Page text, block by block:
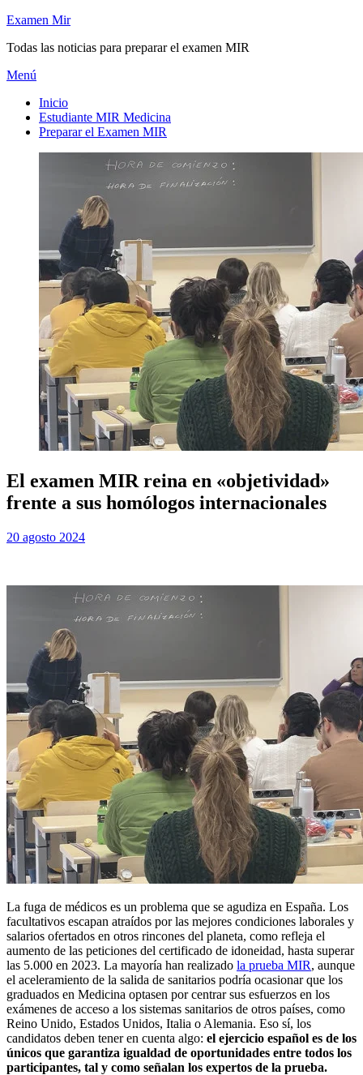
Saltar
contenido
Examen Mir
Todas las noticias para preparar el examen MIR
Menú
Inicio
Estudiante MIR Medicina
Preparar el Examen MIR
El examen MIR reina en «objetividad»
frente a sus homólogos internacionales
porExamen MIR
Publicada
20 agosto 2024
La fuga de médicos es un problema que se agudiza en España. Los
facultativos escapan atraídos por las mejores condiciones laborales y
salarios ofertados en otros rincones del planeta, como refleja el
aumento de las peticiones del certificado de idoneidad, hasta superar
las 5.000 en 2023. La mayoría han realizado la prueba MIR, aunque
el aceleramiento de la salida de sanitarios podría ocasionar que los
graduados en Medicina optasen por centrar sus esfuerzos en los
exámenes de acceso a los sistemas sanitarios de otros países, como
Reino Unido, Estados Unidos, Italia o Alemania. Eso sí, los
candidatos deben tener en cuenta algo: el ejercicio español es de los
únicos que garantiza igualdad de oportunidades entre todos los
participantes, tal y como señalan los expertos de la prueba.